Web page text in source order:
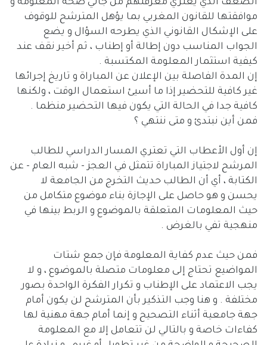
الضعف الذي يعتري معرفتهم من جاني صحة المعلومة و
موافقتها للقانون المغربي بما يؤهل المترشح للوقوف
على الإشكال القانوني الذي يطرحه السؤال و يضع
الجواب المناسب دون إطالة أو إطناب ، ثم أخير نقف عند
كيفية استثمار المعلومة المكتسبة .
إن المدة الفاصلة بين الإعلان عن المباراة و تاريخ إجرائها
غير كافية للتحضير إذا ما أسيئ استعمال الوقت ، ولكنها
كافية جدا في الحالة التي يكون فيها التحضير منظما .
فمن أين نبتدئ و متى ننتهي ؟
إن أول الأعطاب التي تعتري المسار الدراسي للطالب
المرشح لاجتياز المباراة تتمثل في العجز - شبه العام - عن
الكتابة ، أي أن الطالب حديث التخرج من الجامعة لا
يحسن و هو حاصل على الإجازة بناء موضوع متكامل من
حيث المعلومات المتعلقة بالموضوع و الربط بينها في
منهجية تفي بالغرض .
فمن حيث عدم كفاية المعلومة فإن جمع شتات
المواضيع تحتاج إلى معلومات متصلة بالموضوع ، و لا
يجب الاعتماد على الإطناب و تكرار الفكرة الواحدة بصور
مختلفة . و هنا وجب التذكير بأن المترشح لن يكون أمام
جهة جامعية أثناء التصحيح و إنما أمام جهة مهنية لها
كفاءات خاصة و بالتالي لن تتعامل إلا مع المعلومة